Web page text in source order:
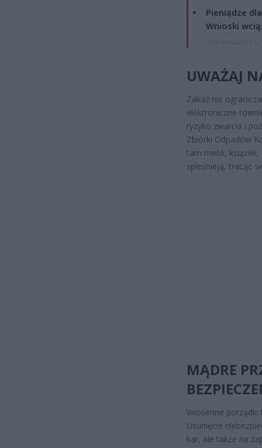
Pieniądze
Wnioski
UWAŻAJ
Zakaz nie
elektroniczne
ryzyko zwarcia i
Zbiórki Odpadów
tam mebli,
spleśnieją, tracąc
MĄDRE
Wiosenne porządki
Usunięcie
kar, ale także na